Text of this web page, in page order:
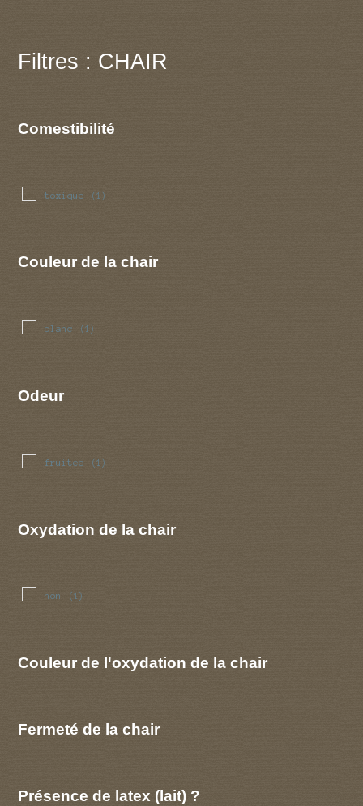
Filtres : CHAIR
Comestibilité
toxique (1)
Couleur de la chair
blanc (1)
Odeur
fruitee (1)
Oxydation de la chair
non (1)
Couleur de l'oxydation de la chair
Fermeté de la chair
Présence de latex (lait) ?